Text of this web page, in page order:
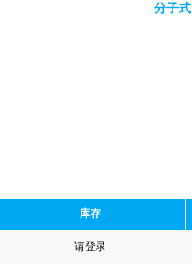
分子式
库存
请登录